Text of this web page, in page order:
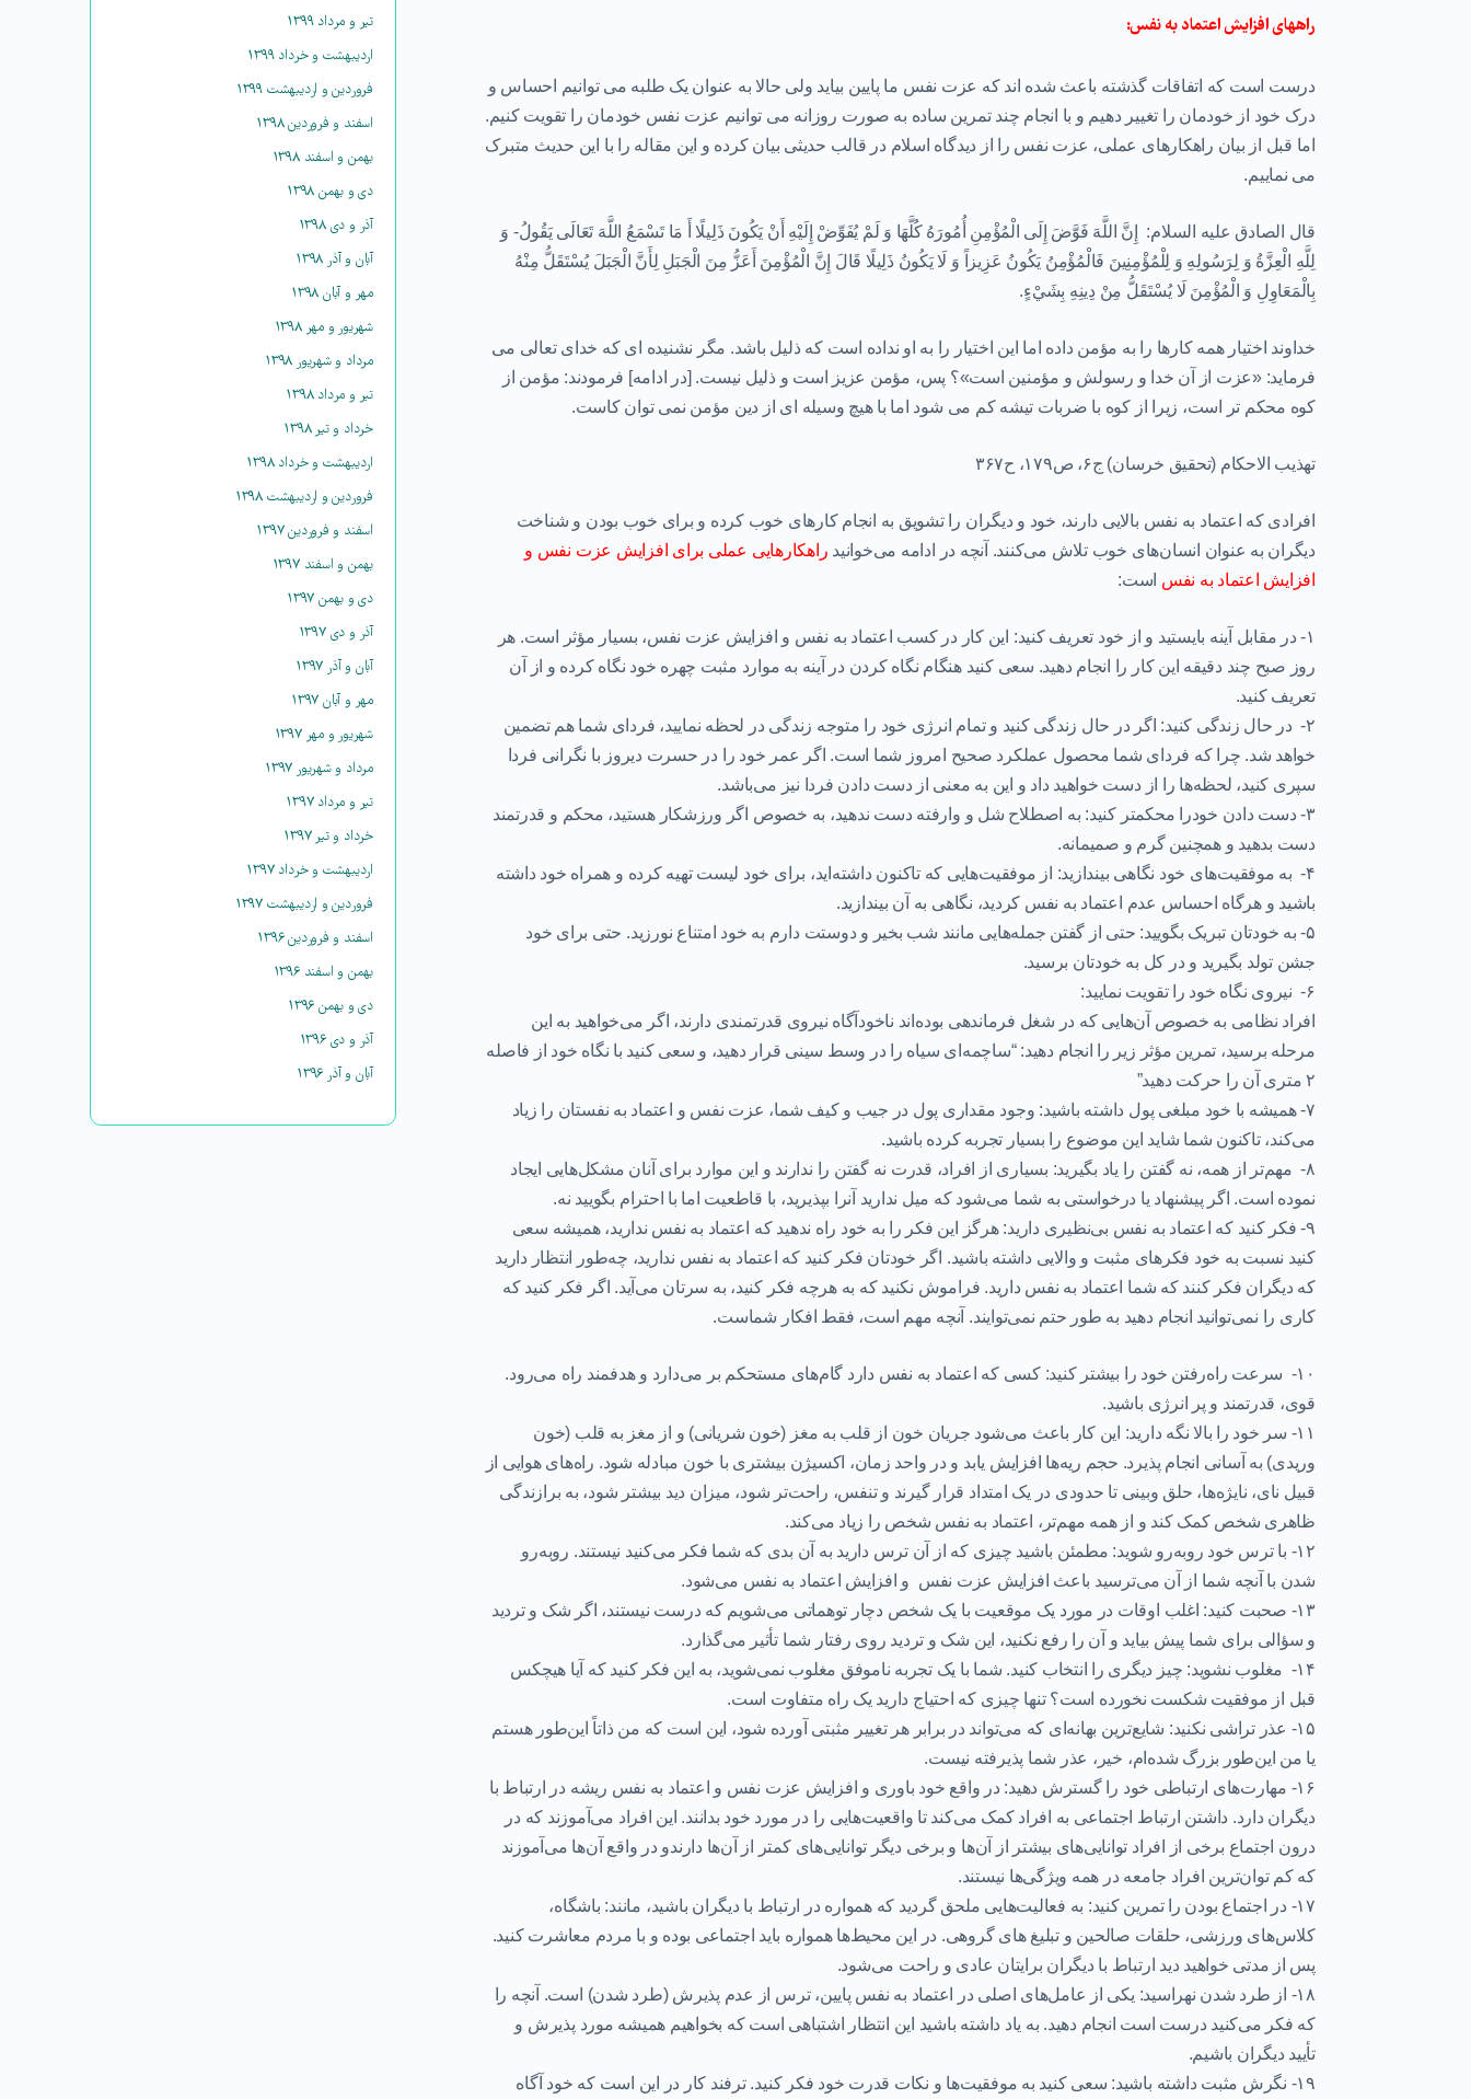
راههایافزایش اعتماد به نفس:
درست است که اتفاقات گذشته باعث شده اند که عزت نفس ما پایین بیاید ولی حالا به عنوان یک طلبه می توانیم احساس و
درک خود از خودمان را تغییر دهیم و با انجام چند تمرین ساده به صورت روزانه می توانیم عزت نفس خودمان را تقویت کنیم.
اما قبل از بیان راهکارهای عملی، عزت نفس را از دیدگاه اسلام در قالب حدیثی بیان کرده و این مقاله را با این حدیث متبرک
می نماییم.
قال الصادق علیه السلام: إِنَّ اللَّهَ فَوَّضَ إِلَى الْمُؤْمِنِ أُمُورَهُ كُلَّهَا وَ لَمْ يُفَوِّضْ إِلَيْهِ أَنْ يَكُونَ ذَلِيلًا أَ مَا تَسْمَعُ اللَّهَ تَعَالَى يَقُولُ- وَ
لِلَّهِ الْعِزَّةُ وَ لِرَسُولِهِ وَ لِلْمُؤْمِنِينَ فَالْمُؤْمِنُ يَكُونُ عَزِيزاً وَ لَا يَكُونُ ذَلِيلًا قَالَ إِنَّ الْمُؤْمِنَ أَعَزُّ مِنَ الْجَبَلِ لِأَنَّ الْجَبَلَ يُسْتَقَلُّ مِنْهُ
بِالْمَعَاوِلِ وَ الْمُؤْمِنَ لَا يُسْتَقَلُّ مِنْ دِينِهِ بِشَيْ‏ءٍ.
خداوند اختيار همه كارها را به مؤمن داده اما اين اختيار را به او نداده است كه ذليل باشد. مگر نشنيده اى كه خداى تعالى مى
فرمايد: «عزت از آن خدا و رسولش و مؤمنين است»؟ پس، مؤمن عزيز است و ذليل نيست. [در ادامه] فرمودند: مؤمن از
كوه محكم تر است، زيرا از كوه با ضربات تيشه كم مى شود اما با هيچ وسيله اى از دين مؤمن نمى توان كاست.
تهذيب الاحکام (تحقیق خرسان) ج۶، ص۱۷۹، ح۳۶۷
افرادی که اعتماد به نفس بالایی دارند، خود و دیگران را تشویق به انجام کارهای خوب کرده و برای خوب بودن و شناخت
دیگران به عنوان انسان‌های خوب تلاش می‌کنند. آنچه در ادامه می‌خوانید راهکارهایی عملی برای افزایش عزت نفس و
افزایش اعتماد به نفس است:
۱- در مقابل آینه بایستید و از خود تعریف کنید: این کار در کسب اعتماد به نفس و افزایش عزت نفس، بسیار مؤثر است. هر
روز صبح چند دقیقه این کار را انجام دهید. سعی کنید هنگام نگاه کردن در آینه به موارد مثبت چهره خود نگاه کرده و از آن
تعریف کنید.
۲- در حال زندگی کنید:
اگر در حال زندگی کنید و تمام انرژی خود را متوجه زندگی در لحظه نمایید، فردای شما هم تضمین
خواهد شد. چرا که فردای شما محصول عملکرد صحیح امروز شما است. اگر عمر خود را در حسرت دیروز با نگرانی فردا
سپری کنید، لحظه‌ها را از دست خواهید داد و این به معنی از دست دادن فردا نیز می‌باشد.
۳- دست دادن خودرا محکمتر کنید:
به اصطلاح شل و وارفته دست ندهید، به خصوص اگر ورزشکار هستید، محکم و قدرتمند
دست بدهید و همچنین گرم و صمیمانه.
۴- به موفقیت‌های خود نگاهی بیندازید:
از موفقیت‌هایی که تاکنون داشته‌اید، برای خود لیست تهیه کرده و همراه خود داشته
باشید و هرگاه احساس عدم اعتماد به نفس کردید، نگاهی به آن بیندازید.
۵- به خودتان تبریک بگویید:
حتی از گفتن جمله‌هایی مانند شب بخیر و دوستت دارم به خود امتناع نورزید. حتی برای خود
جشن تولد بگیرید و در کل به خودتان برسید.
۶- نیروی نگاه خود را تقویت نمایید:
افراد نظامی به خصوص آن‌هایی که در شغل فرماندهی بوده‌اند ناخودآگاه نیروی قدرتمندی دارند، اگر می‌خواهید به این
مرحله برسید، تمرین مؤثر زیر را انجام دهید: “ساچمه‌ای سیاه را در وسط سینی قرار دهید، و سعی کنید با نگاه خود از فاصله
۲ متری آن را حرکت دهید”
۷- همیشه با خود مبلغی پول داشته باشید:
وجود مقداری پول در جیب و کیف شما، عزت نفس و اعتماد به نفستان را زیاد
می‌کند، تاکنون شما شاید این موضوع را بسیار تجربه کرده باشید.
۸- مهم‌تر از همه، نه گفتن را یاد بگیرید:
بسیاری از افراد، قدرت نه گفتن را ندارند و این موارد برای آنان مشکل‌هایی ایجاد
نموده است. اگر پیشنهاد یا درخواستی به شما می‌شود که میل ندارید آنرا بپذیرید، با قاطعیت اما با احترام بگویید نه.
۹- فکر کنید که اعتماد به نفس بی‌نظیری دارید:
هرگز این فکر را به خود راه ندهید که اعتماد به نفس ندارید، همیشه سعی
کنید نسبت به خود فکرهای مثبت و والایی داشته باشید. اگر خودتان فکر کنید که اعتماد به نفس ندارید، چه‌طور انتظار دارید
که دیگران فکر کنند که شما اعتماد به نفس دارید. فراموش نکنید که به هرچه فکر کنید، به سرتان می‌آید. اگر فکر کنید که
کاری را نمی‌توانید انجام دهید به طور حتم نمی‌توایند. آنچه مهم است، فقط افکار شماست.
۱۰- سرعت راه‌رفتن خود را بیشتر کنید:
کسی که اعتماد به نفس دارد گام‌های مستحکم بر می‌دارد و هدفمند راه می‌رود.
قوی، قدرتمند و پر انرژی باشید.
۱۱- سر خود را بالا نگه دارید:
این کار باعث می‌شود جریان خون از قلب به مغز (خون شریانی) و از مغز به قلب (خون
وریدی) به آسانی انجام پذیرد. حجم ریه‌ها افزایش یابد و در واحد زمان، اکسیژن بیشتری با خون مبادله شود. راه‌های هوایی از
قبیل نای، نایژه‌ها، حلق وبینی تا حدودی در یک امتداد قرار گیرند و تنفس، راحت‌تر شود، میزان دید بیشتر شود، به برازندگی
ظاهری شخص کمک کند و از همه مهم‌تر، اعتماد به نفس شخص را زیاد می‌کند.
۱۲- با ترس خود روبه‌رو شوید: مطمئن باشید چیزی که از آن ترس دارید به آن بدی که شما فکر می‌کنید نیستند. روبه‌رو
شدن با آنچه شما از آن می‌ترسید باعث افزایش عزت نفس و افزایش اعتماد به نفس می‌شود.
۱۳- صحبت کنید:
اغلب اوقات در مورد یک موقعیت با یک شخص دچار توهماتی می‌شویم که درست نیستند، اگر شک و تردید
و سؤالی برای شما پیش بیاید و آن را رفع نکنید، این شک و تردید روی رفتار شما تأثیر می‌گذارد.
۱۴- مغلوب نشوید:
چیز دیگری را انتخاب کنید. شما با یک تجربه ناموفق مغلوب نمی‌شوید، به این فکر کنید که آیا هیچکس
قبل از موفقیت شکست نخورده است؟ تنها چیزی که احتیاج دارید یک راه متفاوت است.
۱۵- عذر تراشی نکنید:
شایع‌ترین بهانه‌ای که می‌تواند در برابر هر تغییر مثبتی آورده شود، این است که من ذاتاً این‌طور هستم
یا من این‌طور بزرگ شده‌ام، خیر، عذر شما پذیرفته نیست.
۱۶- مهارت‌های ارتباطی خود را گسترش دهید:
در واقع خود باوری و افزایش عزت نفس و اعتماد به نفس ریشه در ارتباط با
دیگران دارد. داشتن ارتباط اجتماعی به افراد کمک می‌کند تا واقعیت‌هایی را در مورد خود بدانند. این افراد می‌آموزند که در
درون اجتماع برخی از افراد توانایی‌های بیشتر از آن‌ها و برخی دیگر توانایی‌های کمتر از آن‌ها دارندو در واقع آن‌ها می‌آموزند
که کم توان‌ترین افراد جامعه در همه ویژگی‌ها نیستند.
۱۷- در اجتماع بودن را تمرین کنید:
به فعالیت‌هایی ملحق گردید که همواره در ارتباط با دیگران باشید، مانند: باشگاه،
کلاس‌های ورزشی، حلقات صالحین و تبلیغ های گروهی. در این محیط‌ها همواره باید اجتماعی بوده و با مردم معاشرت کنید.
پس از مدتی خواهید دید ارتباط با دیگران برایتان عادی و راحت می‌شود.
۱۸- از طرد شدن نهراسید:
یکی از عامل‌های اصلی در اعتماد به نفس پایین، ترس از عدم پذیرش (طرد شدن) است. آنچه را
که فکر می‌کنید درست است انجام دهید. به یاد داشته باشید این انتظار اشتباهی است که بخواهیم همیشه مورد پذیرش و
تأیید دیگران باشیم.
۱۹- نگرش مثبت داشته باشید:
سعی کنید به موفقیت‌ها و نکات قدرت خود فکر کنید. ترفند کار در این است که خود آگاه
تیر و مرداد ۱۳۹۹
اردیبهشت و خرداد ۱۳۹۹
فروردین و اردیبهشت ۱۳۹۹
اسفند و فروردین ۱۳۹۸
بهمن و اسفند ۱۳۹۸
دی و بهمن ۱۳۹۸
آذر و دی ۱۳۹۸
آبان و آذر ۱۳۹۸
مهر و آبان ۱۳۹۸
شهریور و مهر ۱۳۹۸
مرداد و شهریور ۱۳۹۸
تیر و مرداد ۱۳۹۸
خرداد و تیر ۱۳۹۸
اردیبهشت و خرداد ۱۳۹۸
فروردین و اردیبهشت ۱۳۹۸
اسفند و فروردین ۱۳۹۷
بهمن و اسفند ۱۳۹۷
دی و بهمن ۱۳۹۷
آذر و دی ۱۳۹۷
آبان و آذر ۱۳۹۷
مهر و آبان ۱۳۹۷
شهریور و مهر ۱۳۹۷
مرداد و شهریور ۱۳۹۷
تیر و مرداد ۱۳۹۷
خرداد و تیر ۱۳۹۷
اردیبهشت و خرداد ۱۳۹۷
فروردین و اردیبهشت ۱۳۹۷
اسفند و فروردین ۱۳۹۶
بهمن و اسفند ۱۳۹۶
دی و بهمن ۱۳۹۶
آذر و دی ۱۳۹۶
آبان و آذر ۱۳۹۶